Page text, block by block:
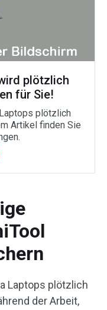
plötzlich
für Sie!
plötzlich
Artikel finden Sie
Laptops plötzlich
der Arbeit,